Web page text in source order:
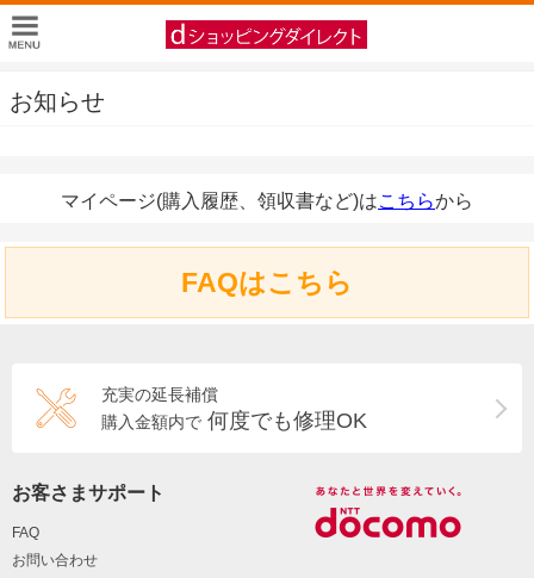
お知らせ
マイページ(購入履歴、領収書など)はこちらから
FAQはこちら
充実の延長補償
購入金額内で 何度でも修理OK
お客さまサポート
FAQ
お問い合わせ